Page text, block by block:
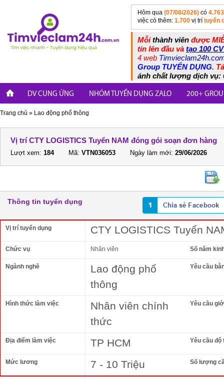
Hôm qua (07/08/2026) có 4.763
việc có thêm: 1.700 vị trí tuyển
Mỗithành viên được
tin lên đầu và tạo 100
4 web
Group TUYỂN DỤNG.
ánh chất lượng dịch vụ:
DV CUNG ỨNG NHÓM TUYỂN DỤNG ZALO 200+
Trang chủ » Lao động phổ thông
Vị trí CTY LOGISTICS Tuyển NAM đóng gói soạn đơn hàng
Lượt xem: 184 Mã: VTN036053 Ngày làm mới: 29/06/2026
Thông tin tuyển dụng
Vị trí tuyển dụng CTY LOGISTICS Tuyển
Chức vụ Nhân viên Số năm
Ngành nghề
Lao động phổ
thông
Yêu cầu
Hình thức làm việc
Nhân viên chính
thức
Yêu cầu
Địa điểm làm việc TP HCM Yêu cầu độ
Mức lương 7 - 10 Triệu Số lượng